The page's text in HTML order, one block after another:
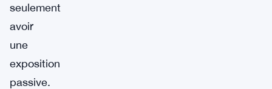
seulement
avoir
une
exposition
passive.